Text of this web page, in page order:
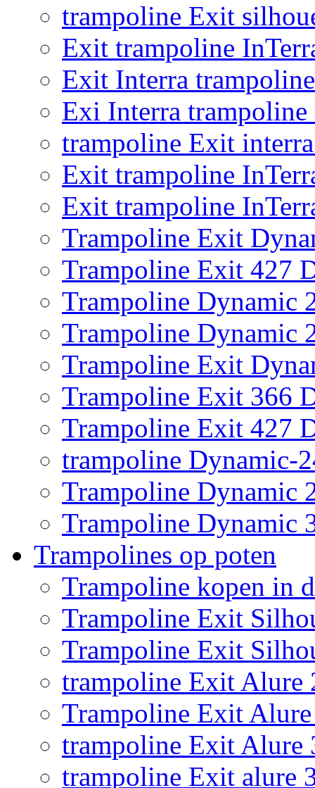
trampoline Exit
Exit trampoline
Exit Interra
Exi Interra
trampoline Exit
Exit trampoline
Exit trampoline
Trampoline Exit
Trampoline Exit 427
Trampoline Dynamic
Trampoline Dynamic
Trampoline Exit
Trampoline Exit 366
Trampoline Exit 427
trampoline Dynamic-
Trampoline Dynamic
Trampoline Dynamic
Trampolines op poten
Trampoline kopen in
Trampoline Exit
Trampoline Exit
trampoline Exit Alure
Trampoline Exit
trampoline Exit Alure
trampoline Exit alure